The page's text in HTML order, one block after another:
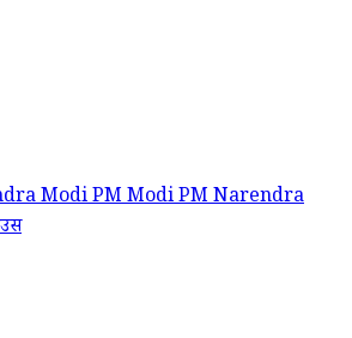
ModiPM ModiPM Narendra